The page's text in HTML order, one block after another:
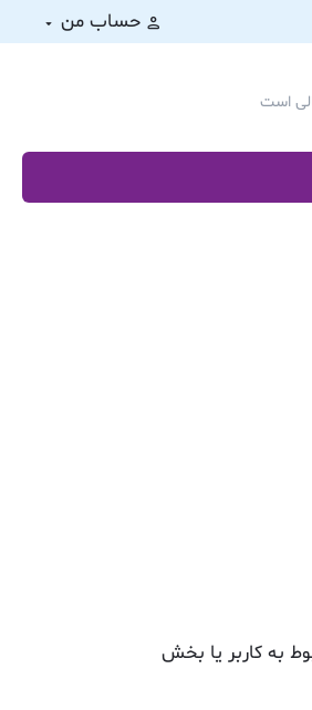
حساب من
است
به کاربر یا بخش